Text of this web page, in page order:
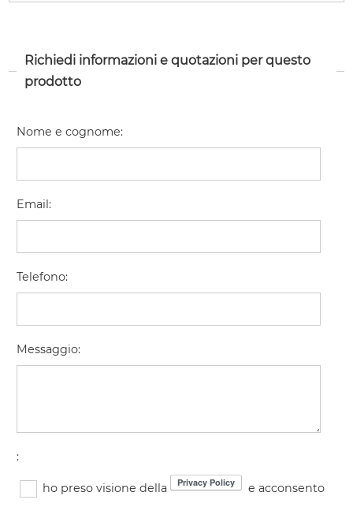
Richiedi informazioni e quotazioni per questo
prodotto
Nome e cognome:
Email:
Telefono:
Messaggio:
:
ho preso visione della e acconsento